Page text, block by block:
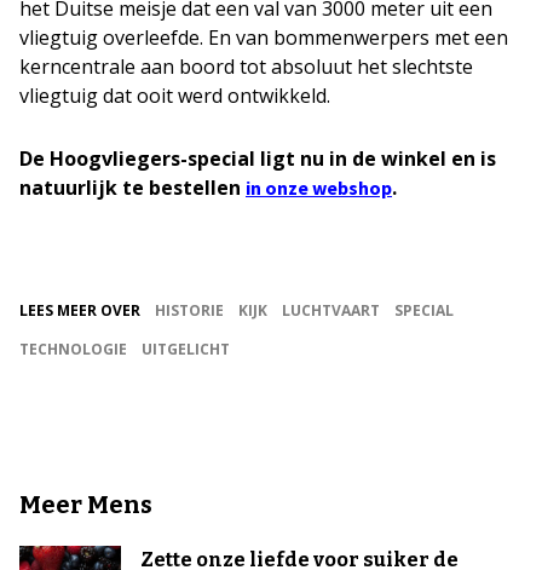
het Duitse meisje dat een val van 3000 meter uit een
vliegtuig overleefde. En van bommenwerpers met een
kerncentrale aan boord tot absoluut het slechtste
vliegtuig dat ooit werd ontwikkeld.
De Hoogvliegers-special ligt nu in de winkel en is
natuurlijk te bestellen in onze webshop.
LEES MEER OVER HISTORIE KIJK LUCHTVAART
SPECIAL
TECHNOLOGIE
UITGELICHT
Meer Mens
Zette onze liefde voor suiker de